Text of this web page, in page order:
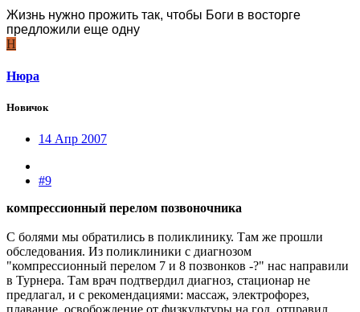
Жизнь нужно прожить так, чтобы Боги в восторге
предложили еще одну
Н
Нюра
Новичок
14 Апр 2007
#9
компрессионный перелом позвоночника
С болями мы обратились в поликлинику. Там же прошли
обследования. Из поликлиники с диагнозом
"компрессионный перелом 7 и 8 позвонков -?" нас направили
в Турнера. Там врач подтвердил диагноз, стационар не
предлагал, и с рекомендациями: массаж, электрофорез,
плавание, освобождение от физкультуры на год, отправил